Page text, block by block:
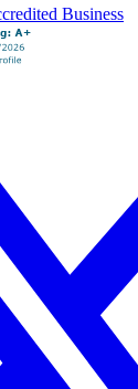
Business